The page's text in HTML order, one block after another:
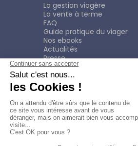
La gestion viagère
La vente à terme
FAQ
Guide pratique du viager
Nos ebooks
Actualités
Presse
Rejoindre le Réseau
Nous rejoindre
Plaquette
Confidentialité
Plan du site
Mentions légales
Politique de confidentialité